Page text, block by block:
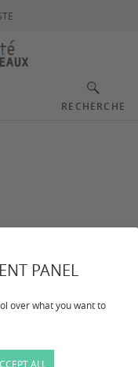
PANEL
over what you want to
ALL
RECHERCHE